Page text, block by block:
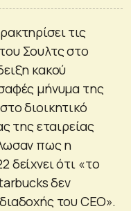
τις
Σουλτς στο
κακού
μήνυμα της
διοικητικό
της εταιρείας
πως η
δείχνει ότι «το
δεν
του CEO».